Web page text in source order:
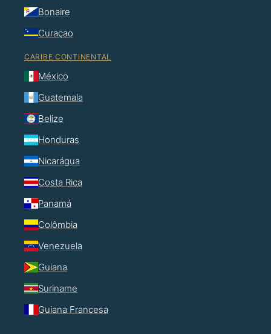
Bonaire
Curaçao
CARIBE CONTINENTAL
México
Guatemala
Belize
Honduras
Nicarágua
Costa Rica
Panamá
Colômbia
Venezuela
Guiana
Suriname
Guiana Francesa